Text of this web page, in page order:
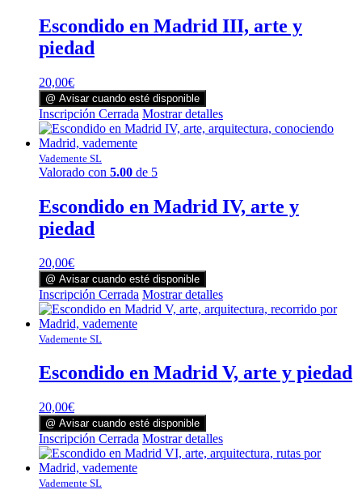
Escondido en Madrid III, arte y
piedad
20,00€
@ Avisar cuando esté disponible
Inscripción Cerrada Mostrar detalles
Vademente SL
Valorado con 5.00 de 5
Escondido en Madrid IV, arte y
piedad
20,00€
@ Avisar cuando esté disponible
Inscripción Cerrada Mostrar detalles
Vademente SL
Escondido en Madrid V, arte y piedad
20,00€
@ Avisar cuando esté disponible
Inscripción Cerrada Mostrar detalles
Vademente SL